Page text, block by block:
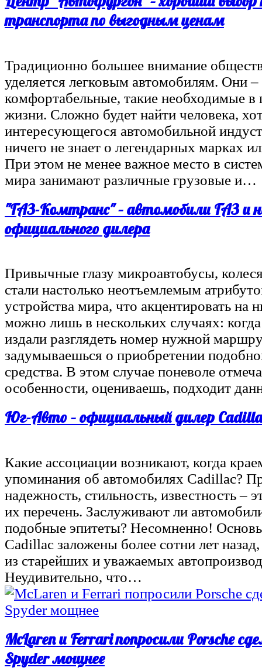
транспорта по выгодным ценам
Традиционно большее внимание
уделяется легковым автомобилям. Они
комфортабельные, такие необходимые в
жизни. Сложно будет найти человека,
интересующегося автомобильной
ничего не знает о легендарных марках
При этом не менее важное место в
мира занимают различные грузовые и…
"ГАЗ-Комтранс" – автомобили ГАЗ и
официального дилера
Привычные глазу микроавтобусы,
стали настолько неотъемлемым
устройства мира, что акцентировать на
можно лишь в нескольких случаях:
издали разглядеть номер нужной
задумываешься о приобретении
средства. В этом случае поневоле
особенности, оцениваешь, подходит
Юг-Авто – официальный дилер
Какие ассоциации возникают, когда
упоминания об автомобилях Cadillac?
надежность, стильность, известность –
их перечень. Заслуживают ли
подобные эпитеты? Несомненно!
Cadillac заложены более сотни лет
из старейших и уважаемых
Неудивительно, что…
McLaren и Ferrari попросили Porsche
Spyder мощнее